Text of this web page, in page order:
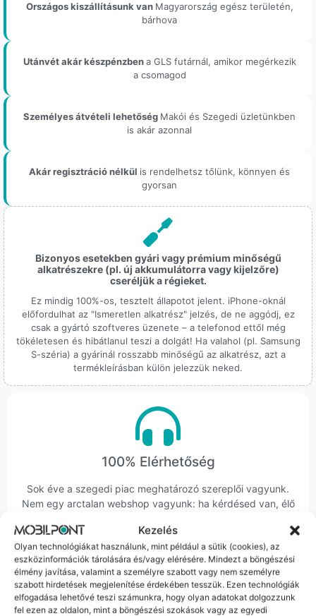
Kezelés
Olyan technológiákat használunk, mint például a sütik (cookies), az
eszközinformációk tárolására és/vagy elérésére. Mindezt a böngészési
élmény javítása, valamint a személyre szabott vagy nem személyre
szabott hirdetések megjelenítése érdekében tesszük. Ezen technológiák
elfogadása lehetővé teszi számunkra, hogy olyan adatokat dolgozzunk
fel ezen az oldalon, mint a böngészési szokások vagy az egyedi
Országos kiszállításunk van Magyarország egész területén,
bárhova
Utánvét akár készpénzbena GLS futárnál, amikor megérkezik
a csomagod
Személyes átvételi lehetőség Makói és Szegedi üzletünkben
is akár azonnal
Akár regisztráció nélkül is rendelhetsz tőlünk, könnyen és
gyorsan
Bizonyos esetekben gyári vagy prémium minőségű
alkatrészekre (pl. új akkumulátorra vagy kijelzőre)
cseréljük a régieket.
Ez mindig 100%-os, tesztelt állapotot jelent. iPhone-oknál
előfordulhat az "Ismeretlen alkatrész" jelzés, de ne aggódj, ez
csak a gyártó szoftveres üzenete – a telefonod ettől még
tökéletesen és hibátlanul teszi a dolgát! Ha valahol (pl. Samsung
S-széria) a gyárinál rosszabb minőségű az alkatrész, azt a
termékleírásban külön jelezzük neked.
100% Elérhetőség
Sok éve a szegedi piac meghatározó szereplői vagyunk.
Nem egy arctalan webshop vagyunk: ha kérdésed van, élő
minket Szegeden.